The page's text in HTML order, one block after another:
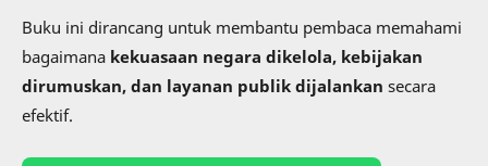
Buku ini dirancang untuk membantu pembaca memahami
bagaimana kekuasaan negara dikelola, kebijakan
dirumuskan, dan layanan publik dijalankan secara
efektif.